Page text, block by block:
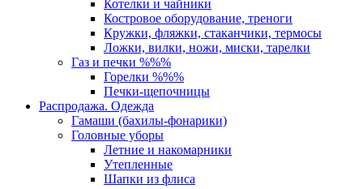
Котелки и чайники
Костровое оборудование, треноги
Кружки, фляжки, стаканчики, термосы
Ложки, вилки, ножи, миски, тарелки
Газ и печки %%%
Горелки %%%
Печки-щепочницы
Распродажа. Одежда
Гамаши (бахилы-фонарики)
Головные уборы
Летние и накомарники
Утепленные
Шапки из флиса